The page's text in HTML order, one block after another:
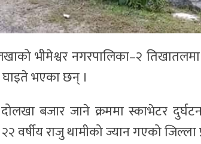
भीमेश्वर नगरपालिका–२
भएका छन् ।
बजार जाने क्रममा स्काभेटर
वर्षीय राजु थामीको ज्यान गएको